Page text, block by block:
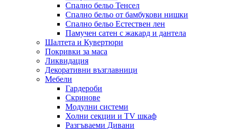
Спално бельо Тенсел
Спално бельо от бамбукови нишки
Спално бельо Естествен лен
Памучен сатен с жакард и дантела
Шалтета и Кувертюри
Покривки за маса
Ликвидация
Декоративни възглавници
Мебели
Гардероби
Скринове
Модулни системи
Холни секции и ТV шкаф
Разгъваеми Дивани